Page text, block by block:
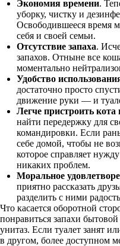
Экономия времени.
уборку, чистку и
Освободившееся время
себя и своей семьи.
Отсутствие запаха.
запахов. Отныне все
моментально
Удобство
достаточно просто
движение руки — и
Легче пристроить кота
найти передержку для
командировки. Если
себе домой, чтобы не
которое справляет
никаких проблем.
Моральное
приятно рассказать
разделить с ними
Что касается оборотной
понравиться запахи
унитаз. Если туалет занят
в другом, более доступном